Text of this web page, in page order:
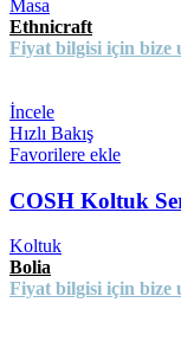
Masa
Ethnicraft
Fiyat bilgisi için bize
İncele
Hızlı Bakış
Favorilere ekle
COSH Koltuk
Koltuk
Bolia
Fiyat bilgisi için bize